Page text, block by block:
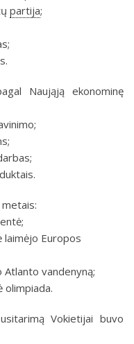
partija;
Naująją ekonominę
laimėjo Europos
Atlanto vandenyną;
olimpiada.
Vokietijai buvo